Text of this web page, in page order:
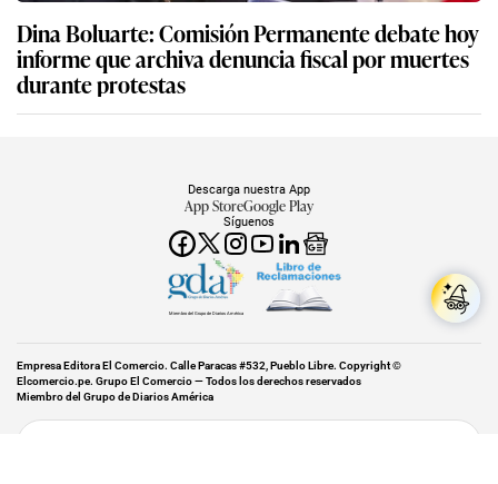
Dina Boluarte: Comisión Permanente debate hoy
informe que archiva denuncia fiscal por muertes
durante protestas
Síguenos
Descarga nuestra App
App StoreGoogle Play
Miembro del Grupo de Diarios América
Empresa Editora El Comercio. Calle Paracas #532, Pueblo Libre. Copyright ©
Elcomercio.pe. Grupo El Comercio — Todos los derechos reservados
Miembro del Grupo de Diarios América